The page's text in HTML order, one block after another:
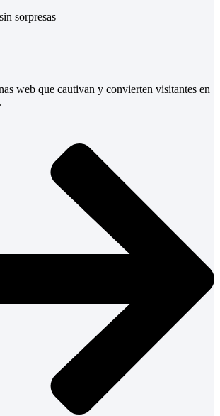
sorpresas
web que cautivan y convierten visitantes en